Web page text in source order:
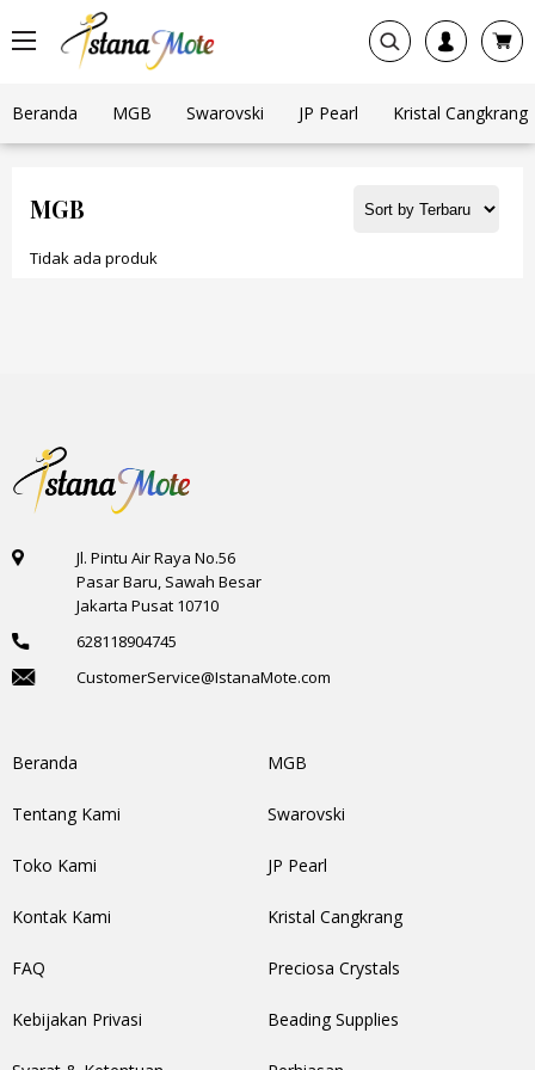
Beranda MGB Swarovski JP Pearl Kristal Cangkrang
MGB
Tidak ada produk
Jl. Pintu Air Raya No.56
Pasar Baru, Sawah Besar
Jakarta Pusat 10710
628118904745
CustomerService@IstanaMote.com
Beranda
Tentang Kami
Toko Kami
Kontak Kami
FAQ
Kebijakan Privasi
MGB
Swarovski
JP Pearl
Kristal Cangkrang
Preciosa Crystals
Beading Supplies